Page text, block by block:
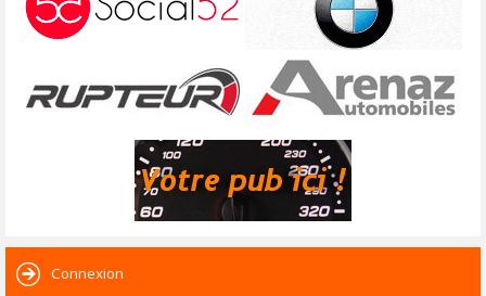
Connexion